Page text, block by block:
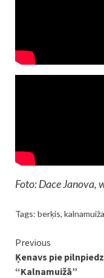
Foto: Dace Janova,
Tags: berķis,
Continue
Reading
Previous
Ķenavs pie
“Kalnamuižā”